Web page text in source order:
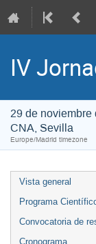
IV
29 de noviembre
CNA, Sevilla
Europe/Madrid timezone
Vista general
Programa
Convocatoria de
Cronograma